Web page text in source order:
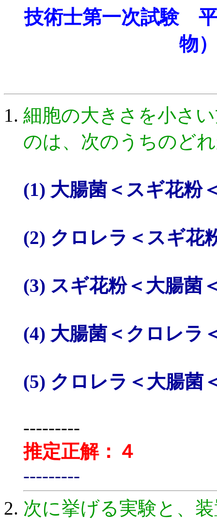
技術士第一次試験
物
細胞の大きさを小さ
のは、次のうちのど
(1) 大腸菌＜スギ花粉
(2) クロレラ＜スギ花
(3) スギ花粉＜大腸菌
(4) 大腸菌＜クロレラ
(5) クロレラ＜大腸菌
---------
推定正解： ４
---------
次に挙げる実験と、